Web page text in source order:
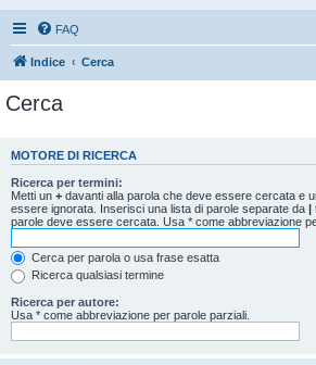
FAQ
Indice Cerca
Cerca
MOTORE DI RICERCA
Ricerca per termini:
Metti un + davanti alla parola che deve essere cercata e
essere ignorata. Inserisci una lista di parole separate da |
parole deve essere cercata. Usa * come abbreviazione
Cerca per parola o usa frase esatta
Ricerca qualsiasi termine
Ricerca per autore:
Usa * come abbreviazione per parole parziali.